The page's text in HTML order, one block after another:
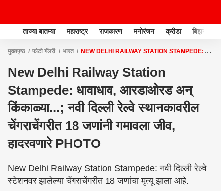
ताज्या बातम्या महाराष्ट्र राजकारण मनोरंजन क्रीडा बिझनेस
मुख्यपृष्ठ फोटो गॅलरी भारत
NEW DELHI RAILWAY STATION STAMPEDE:
गमावला जीव, हादरवणारे PHOTO
New Delhi Railway Station
Stampede: धावाधाव, आरडाओरड अन्
किंकाळ्या...; नवी दिल्ली रेल्वे स्थानकावरील
चेंगराचेंगरीत 18 जणांनी गमावला जीव,
हादरवणारे PHOTO
New Delhi Railway Station Stampede: नवी दिल्ली रेल्वे
स्टेशनवर झालेल्या चेंगराचेंगरीत 18 जणांचा मृत्यू झाला आहे.